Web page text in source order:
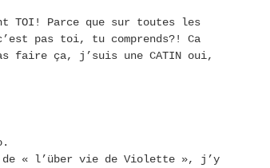
TOI! Parce que sur toutes les
pas toi, tu comprends?! Ca
faire ça, j’suis une CATIN oui,
« l’über vie de Violette », j’y